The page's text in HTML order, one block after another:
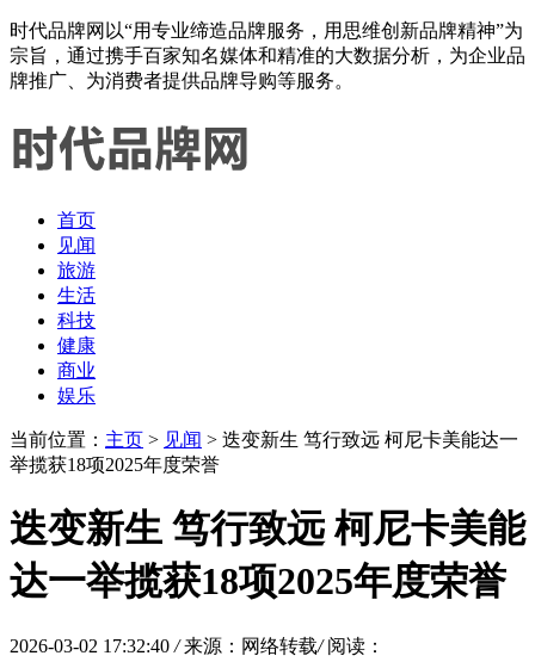
时代品牌网以“用专业缔造品牌服务，用思维创新品牌精神”为
宗旨，通过携手百家知名媒体和精准的大数据分析，为企业品
牌推广、为消费者提供品牌导购等服务。
首页
见闻
旅游
生活
科技
健康
商业
娱乐
当前位置： 主页 > 见闻 > 迭变新生 笃行致远 柯尼卡美能达一
举揽获18项2025年度荣誉
迭变新生 笃行致远 柯尼卡美能
达一举揽获18项2025年度荣誉
2026-03-02 17:32:40 / 来源：网络转载/ 阅读：